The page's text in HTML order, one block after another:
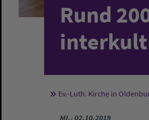
Rund
Sie sind hier:
Ev.-Luth. Kirche in
MI., 02.10.2019